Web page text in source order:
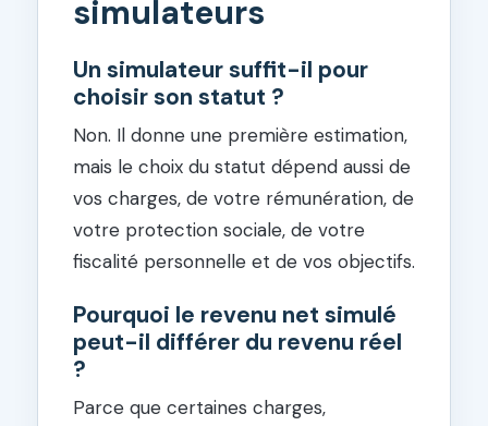
simulateurs
Un simulateur suffit-il pour
choisir son statut ?
Non. Il donne une première estimation,
mais le choix du statut dépend aussi de
vos charges, de votre rémunération, de
votre protection sociale, de votre
fiscalité personnelle et de vos objectifs.
Pourquoi le revenu net simulé
peut-il différer du revenu réel
?
Parce que certaines charges,